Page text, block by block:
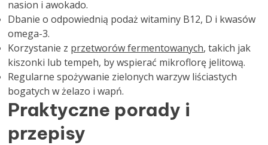
nasion i awokado.
Dbanie o odpowiednią podaż witaminy B12, D i kwasów
omega-3.
Korzystanie z przetworów fermentowanych, takich jak
kiszonki lub tempeh, by wspierać mikroflorę jelitową.
Regularne spożywanie zielonych warzyw liściastych
bogatych w żelazo i wapń.
Praktyczne porady i
przepisy